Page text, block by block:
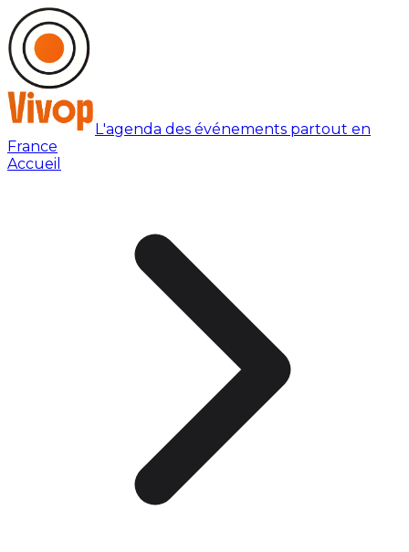
L'agenda des événements partout en
France
Accueil